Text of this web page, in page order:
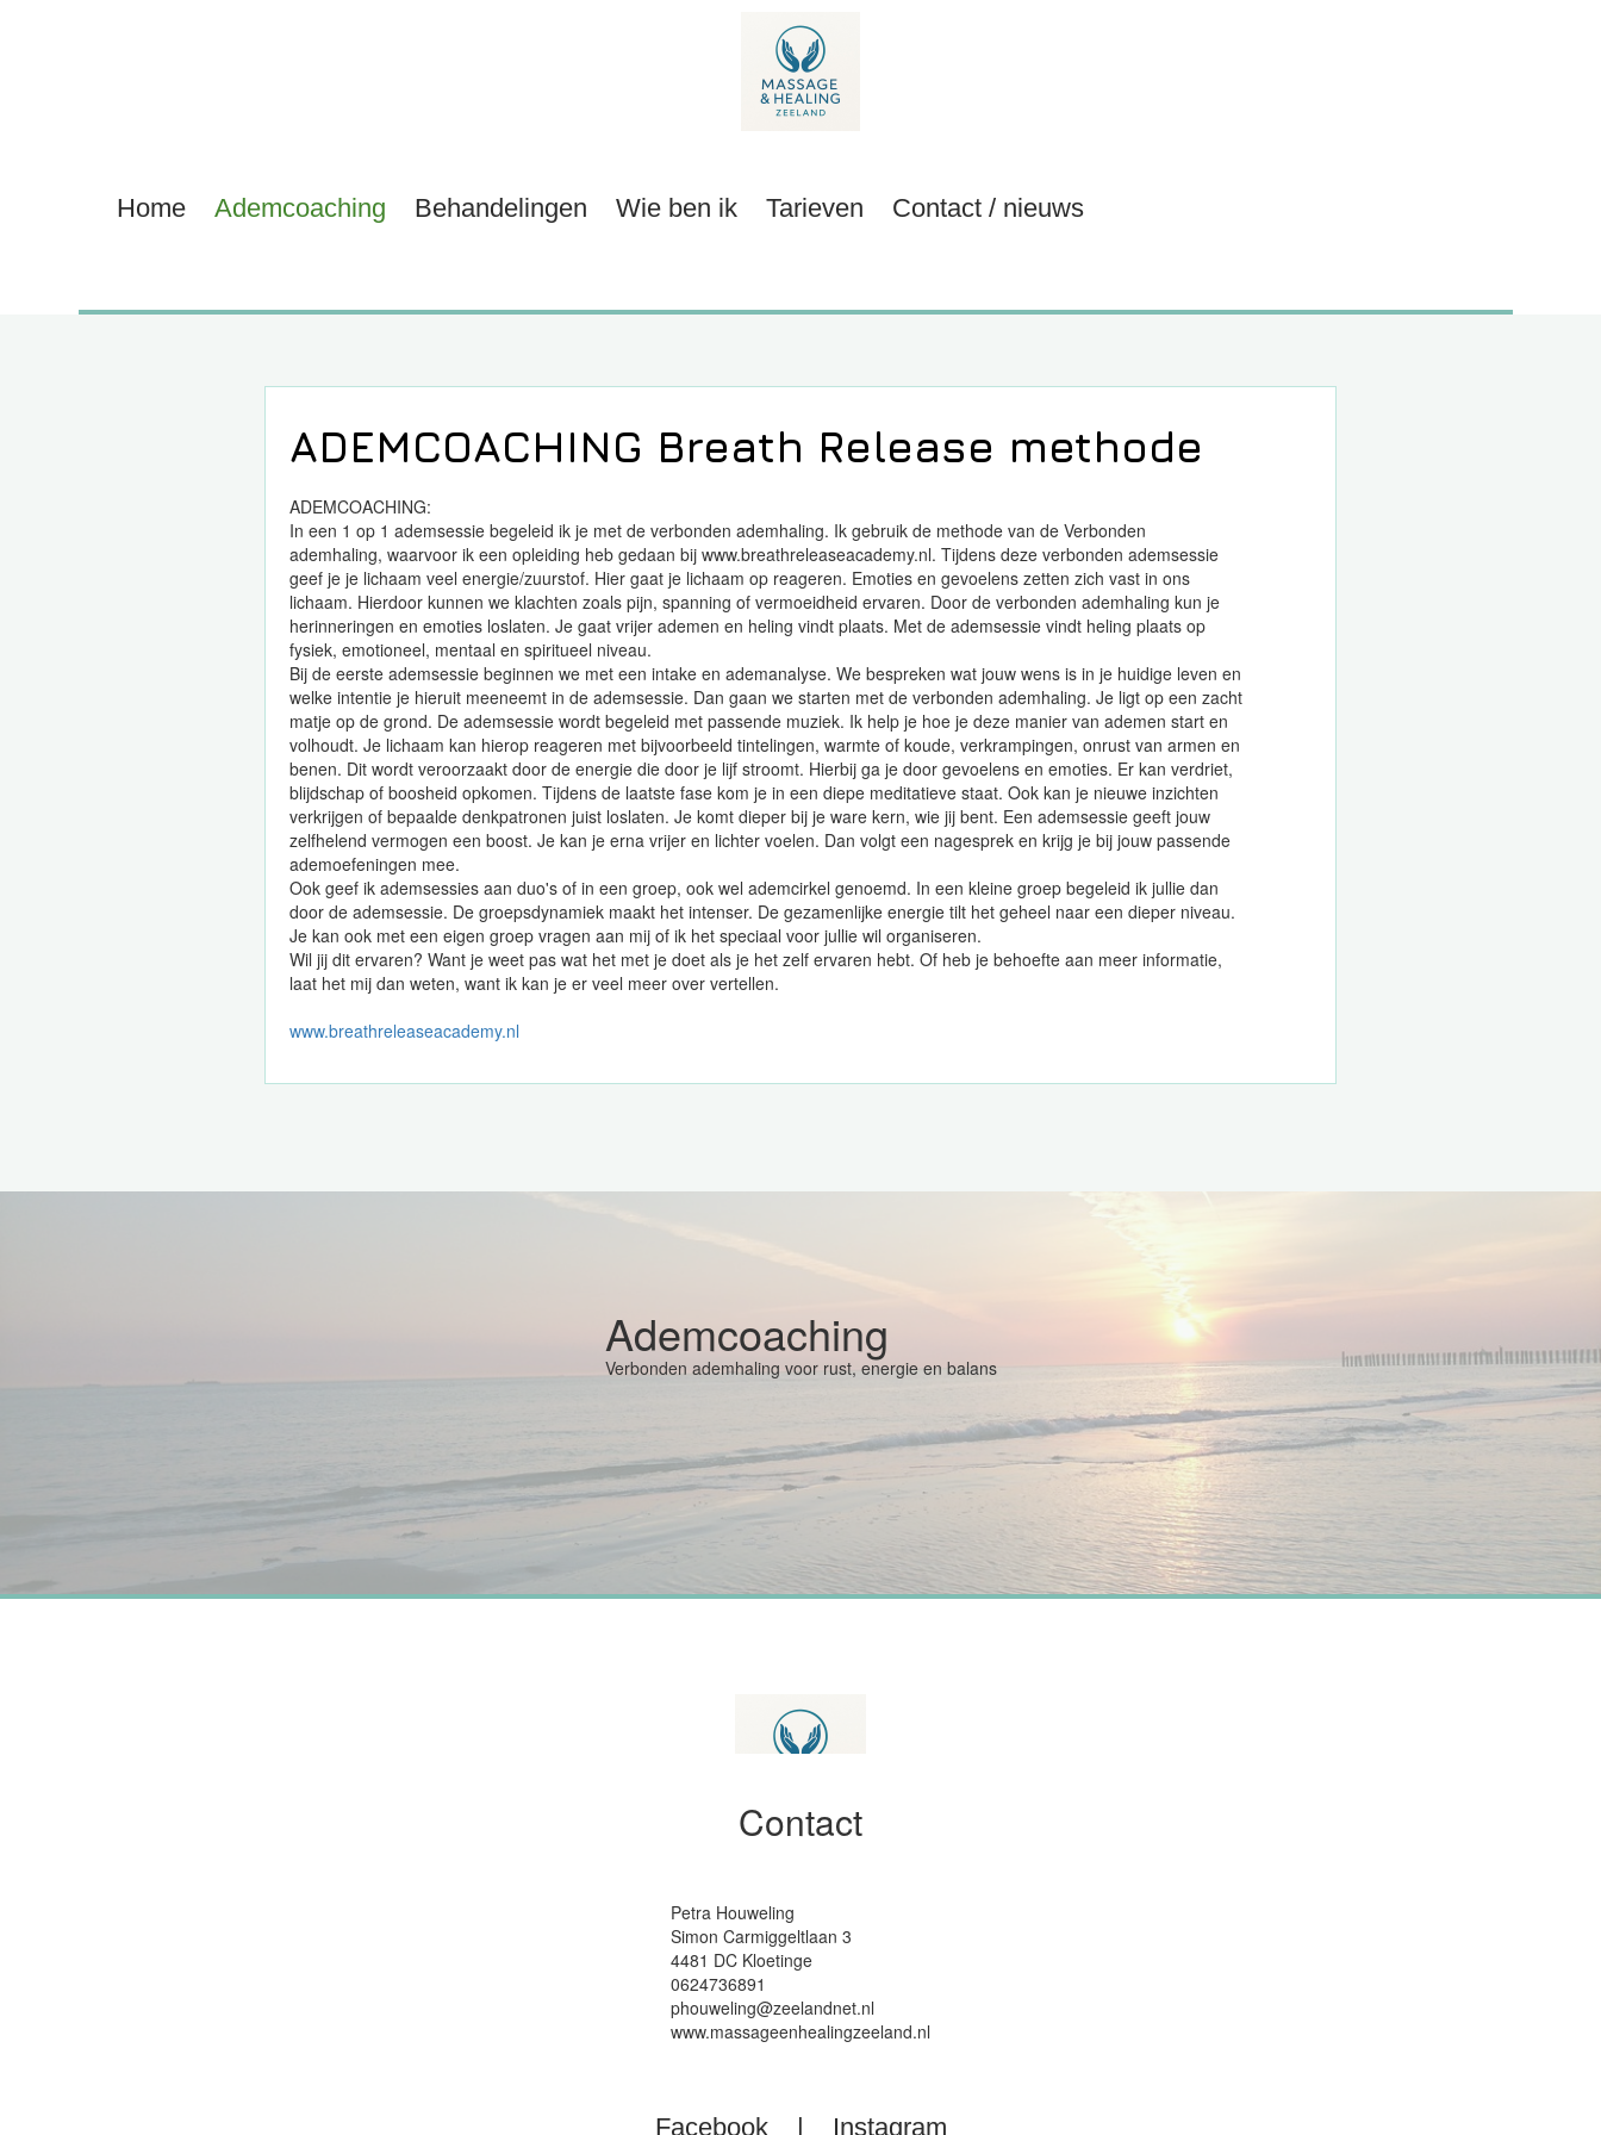
Home Ademcoaching Behandelingen Wie ben ik Tarieven Contact / nieuws
ADEMCOACHING Breath Release methode
ADEMCOACHING:
In een 1 op 1 ademsessie begeleid ik je met de verbonden ademhaling. Ik gebruik de methode van de Verbonden
ademhaling, waarvoor ik een opleiding heb gedaan bij www.breathreleaseacademy.nl. Tijdens deze verbonden ademsessie
geef je je lichaam veel energie/zuurstof. Hier gaat je lichaam op reageren. Emoties en gevoelens zetten zich vast in ons
lichaam. Hierdoor kunnen we klachten zoals pijn, spanning of vermoeidheid ervaren. Door de verbonden ademhaling kun je
herinneringen en emoties loslaten. Je gaat vrijer ademen en heling vindt plaats. Met de ademsessie vindt heling plaats op
fysiek, emotioneel, mentaal en spiritueel niveau.
Bij de eerste ademsessie beginnen we met een intake en ademanalyse. We bespreken wat jouw wens is in je huidige leven en
welke intentie je hieruit meeneemt in de ademsessie. Dan gaan we starten met de verbonden ademhaling. Je ligt op een zacht
matje op de grond. De ademsessie wordt begeleid met passende muziek. Ik help je hoe je deze manier van ademen start en
volhoudt. Je lichaam kan hierop reageren met bijvoorbeeld tintelingen, warmte of koude, verkrampingen, onrust van armen en
benen. Dit wordt veroorzaakt door de energie die door je lijf stroomt. Hierbij ga je door gevoelens en emoties. Er kan verdriet,
blijdschap of boosheid opkomen. Tijdens de laatste fase kom je in een diepe meditatieve staat. Ook kan je nieuwe inzichten
verkrijgen of bepaalde denkpatronen juist loslaten. Je komt dieper bij je ware kern, wie jij bent. Een ademsessie geeft jouw
zelfhelend vermogen een boost. Je kan je erna vrijer en lichter voelen. Dan volgt een nagesprek en krijg je bij jouw passende
ademoefeningen mee.
Ook geef ik ademsessies aan duo's of in een groep, ook wel ademcirkel genoemd. In een kleine groep begeleid ik jullie dan
door de ademsessie. De groepsdynamiek maakt het intenser. De gezamenlijke energie tilt het geheel naar een dieper niveau.
Je kan ook met een eigen groep vragen aan mij of ik het speciaal voor jullie wil organiseren.
Wil jij dit ervaren? Want je weet pas wat het met je doet als je het zelf ervaren hebt. Of heb je behoefte aan meer informatie,
laat het mij dan weten, want ik kan je er veel meer over vertellen.
www.breathreleaseacademy.nl
Ademcoaching
Verbonden ademhaling voor rust, energie en balans
Contact
Petra Houweling
Simon Carmiggeltlaan 3
4481 DC Kloetinge
0624736891
phouweling@zeelandnet.nl
www.massageenhealingzeeland.nl
Facebook | Instagram